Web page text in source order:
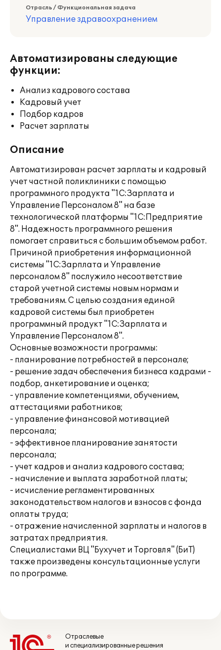
Отрасль / Функциональная задача
Управление здравоохранением
Автоматизированы следующие
функции:
Анализ кадрового состава
Кадровый учет
Подбор кадров
Расчет зарплаты
Описание
Автоматизирован расчет зарплаты и кадровый
учет частной поликлиники с помощью
программного продукта "1С:Зарплата и
Управление Персоналом 8" на базе
технологической платформы "1С:Предприятие
8". Надежность программного решения
помогает справиться с большим объемом работ.
Причиной приобретения информационной
системы "1С:Зарплата и Управление
персоналом 8" послужило несоответствие
старой учетной системы новым нормам и
требованиям. С целью создания единой
кадровой системы был приобретен
программный продукт "1С:Зарплата и
Управление Персоналом 8".
Основные возможности программы:
- планирование потребностей в персонале;
- решение задач обеспечения бизнеса кадрами -
подбор, анкетирование и оценка;
- управление компетенциями, обучением,
аттестациями работников;
- управление финансовой мотивацией
персонала;
- эффективное планирование занятости
персонала;
- учет кадров и анализ кадрового состава;
- начисление и выплата заработной платы;
- исчисление регламентированных
законодательством налогов и взносов с фонда
оплаты труда;
- отражение начисленной зарплаты и налогов в
затратах предприятия.
Специалистами ВЦ "Бухучет и Торговля" (БиТ)
также произведены консультационные услуги
по программе.
Отраслевые
и специализированные решения